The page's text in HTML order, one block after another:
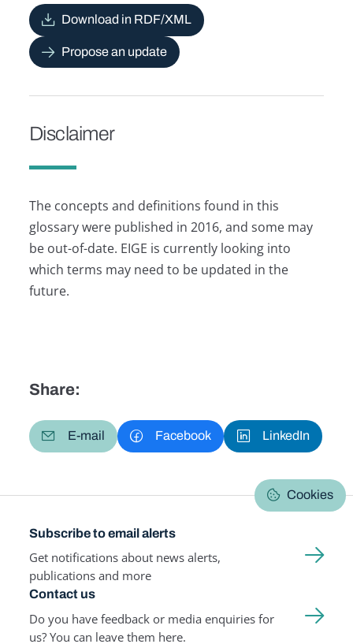
Download in RDF/XML
Propose an update
Disclaimer
The concepts and definitions found in this
glossary were published in 2016, and some may
be out-of-date. EIGE is currently looking into
which terms may need to be updated in the
future.
Share:
E-mail Facebook LinkedIn
Cookies
Subscribe to email alerts
Get notifications about news alerts,
publications and more
Contact us
Do you have feedback or media enquiries for
us? You can leave them here.